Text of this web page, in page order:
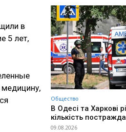
в
5 лет,
Общество
В Одесі та Харкові
кількість
09.08.2026